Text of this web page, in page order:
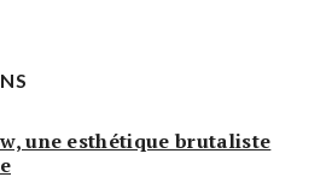
une esthétique brutaliste